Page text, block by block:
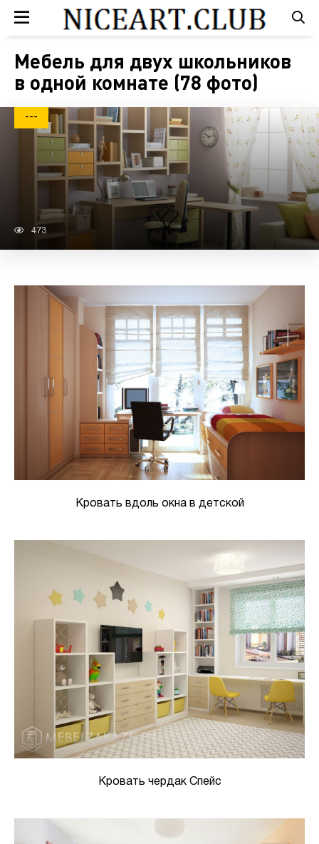
Мебель для двух школьников
в одной комнате (78 фото)
---
473
Кровать вдоль окна в детской
Кровать чердак Спейс